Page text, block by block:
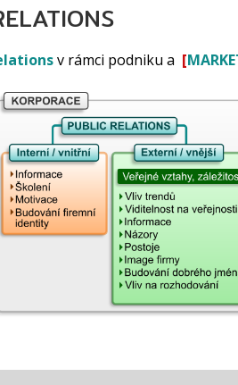
v rámci podniku a [